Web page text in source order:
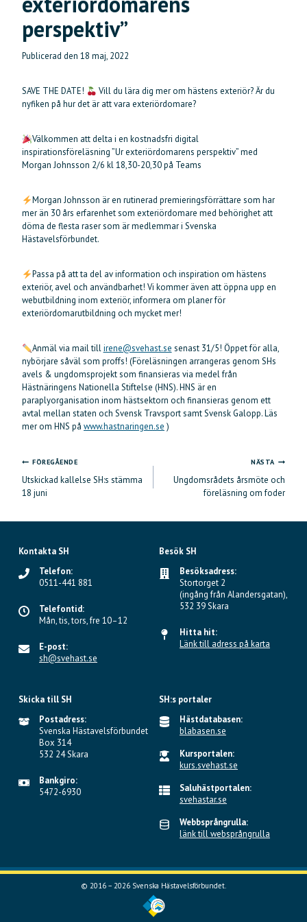
perspektiv”
Publicerad den 18 maj, 2022
SAVE THE DATE!
Vill du lära dig mer om hästens exteriör? Är du
nyfiken på hur det är att vara exteriördomare?
Välkommen att delta i en kostnadsfri digital
inspirationsföreläsning ”Ur exteriördomarens perspektiv” med
Morgan Johnsson 2/6 kl 18,30-20,30 på Teams
Morgan Johnsson är en rutinerad premieringsförrättare som har
mer än 30 års erfarenhet som exteriördomare med behörighet att
döma de flesta raser som är medlemmar i Svenska
Hästavelsförbundet.
Passa på att ta del av information och inspiration om hästens
exteriör, avel och användbarhet! Vi kommer även att öppna upp en
webutbildning inom exteriör, informera om planer för
exteriördomarutbildning och mycket mer!
Anmäl via mail tillirene@svehast.se senast 31/5! Öppet för alla,
nybörjare såväl som proffs! (Föreläsningen arrangeras genom SHs
avels & ungdomsprojekt som finansieras via medel från
Hästnäringens Nationella Stiftelse (HNS). HNS är en
paraplyorganisation inom hästsektorn och finansieras genom ett
avtal mellan staten och Svensk Travsport samt Svensk Galopp. Läs
mer om HNS på www.hastnaringen.se )
Inläggsnavigering
FÖREGÅENDE
Utskickad kallelse SH:s stämma
18 juni
NÄSTA
Ungdomsrådets årsmöte och
föreläsning om foder
Kontakta SH
Telefon:
0511-441 881
Telefontid:
Mån, tis, tors, fre 10–12
E-post:
sh@svehast.se
Besök SH
Besöksadress:
Stortorget 2
(ingång från Alandersgatan),
532 39 Skara
Hitta hit:
Länk till adress på karta
Skicka till SH
Postadress:
Svenska Hästavelsförbundet
Box 314
532 24 Skara
Bankgiro:
5472-6930
SH:s portaler
Hästdatabasen:
blabasen.se
Kursportalen:
kurs.svehast.se
Saluhästportalen:
svehastar.se
Webbsprångrulla:
länk till websprångrulla
© 2016 – 2026 Svenska Hästavelsförbundet.